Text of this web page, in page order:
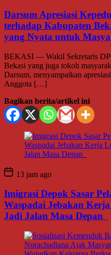
Darsum Apresiasi
terhadap Kabupaten
yang Nyata untuk
BEKASI — Wakil Sekretaris
Bekasi yang juga tokoh
Darsum, menyampaikan
Anggota […]
Bagikan berita/artikel ini
13 jam ago
Imigrasi Depok Sasar
Waspadai Jebakan
Jadi Jalan Masa Depan